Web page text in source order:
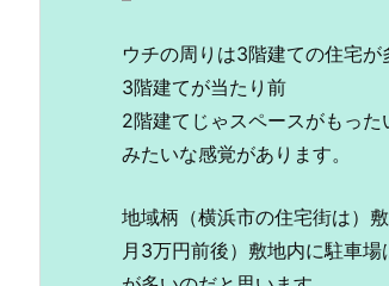
ウチの周りは3階建ての住宅が
3階建てが当たり前
2階建てじゃスペースがもった
みたいな感覚があります。
地域柄（横浜市の住宅街は）
月3万円前後）敷地内に駐車